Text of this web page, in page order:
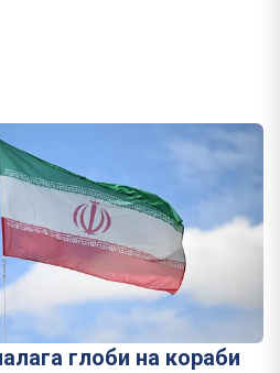
глоби на кораби